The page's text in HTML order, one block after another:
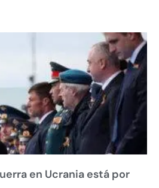
en Ucrania está por